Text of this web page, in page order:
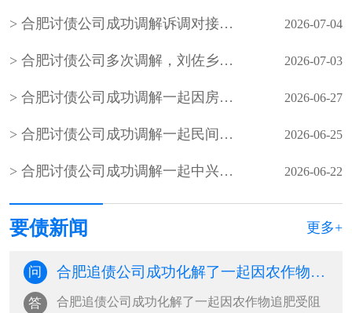
合肥讨债公司成功调解诉调对接、整合多方力量化解小额网络知识产权纠纷 2026-07-04
合肥讨债公司多次调解，刘佐乡梅花屋村陈某与刘佐乡段窑社区刘某握手言和，双方签订人民调解协议书，一起因务工引起的事故纠纷案结事了 2026-07-03
合肥讨债公司成功调解一起因房屋买卖合同引发的民间借贷纠纷，既保障了当事人的合法权益，也避免当事人陷入冗长的诉讼程序，更从根源上化解了矛盾 2026-06-27
合肥讨债公司成功调解一起民间借贷合同纠纷 2026-06-25
合肥讨债公司成功调解一起中兴社区居民因办理农村房照引发的债务纠纷 2026-06-22
要债新闻 更多+
问 合肥追债公司成功化解了一起因农作物追肥受阻引发的邻里纠纷
答
合肥追债公司成功化解了一起因农作物追肥受阻